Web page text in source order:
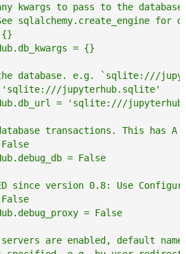
kwargs to pass to the
sqlalchemy.create_engine for
{}
= {}
database. e.g. `sqlite:///
jupyterhub.sqlite'
= 'sqlite:///
transactions. This has A
= False
since version 0.8: Use
= False
are enabled, default